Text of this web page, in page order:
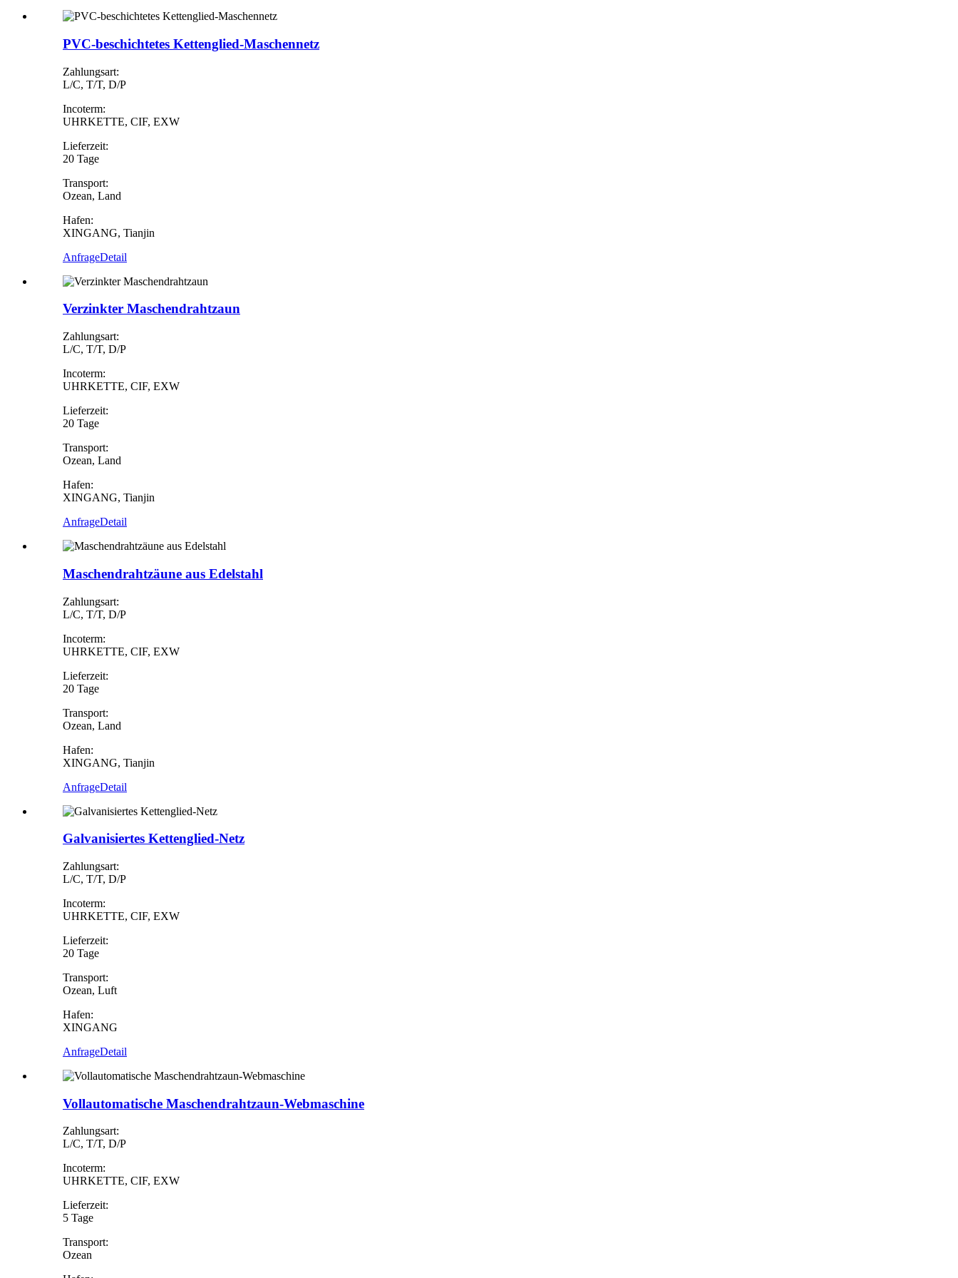
PVC-beschichtetes Kettenglied-Maschennetz
Zahlungsart:
L/C, T/T, D/P
Incoterm:
UHRKETTE, CIF, EXW
Lieferzeit:
20 Tage
Transport:
Ozean, Land
Hafen:
XINGANG, Tianjin
AnfrageDetail
Verzinkter Maschendrahtzaun
Zahlungsart:
L/C, T/T, D/P
Incoterm:
UHRKETTE, CIF, EXW
Lieferzeit:
20 Tage
Transport:
Ozean, Land
Hafen:
XINGANG, Tianjin
AnfrageDetail
Maschendrahtzäune aus Edelstahl
Zahlungsart:
L/C, T/T, D/P
Incoterm:
UHRKETTE, CIF, EXW
Lieferzeit:
20 Tage
Transport:
Ozean, Land
Hafen:
XINGANG, Tianjin
AnfrageDetail
Galvanisiertes Kettenglied-Netz
Zahlungsart:
L/C, T/T, D/P
Incoterm:
UHRKETTE, CIF, EXW
Lieferzeit:
20 Tage
Transport:
Ozean, Luft
Hafen:
XINGANG
AnfrageDetail
Vollautomatische Maschendrahtzaun-Webmaschine
Zahlungsart:
L/C, T/T, D/P
Incoterm:
UHRKETTE, CIF, EXW
Lieferzeit:
5 Tage
Transport:
Ozean